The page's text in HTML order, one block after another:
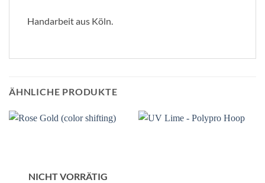
Handarbeit aus Köln.
ÄHNLICHE PRODUKTE
NICHT VORRÄTIG